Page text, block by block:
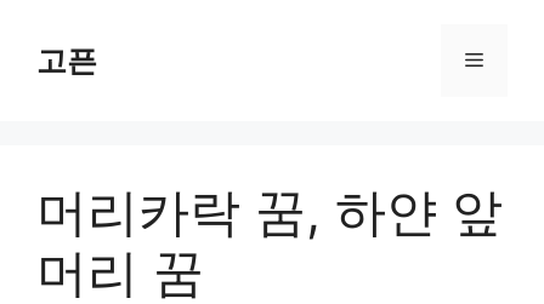
content
고픈 Menu
머리카락 꿈, 하얀 앞
머리 꿈